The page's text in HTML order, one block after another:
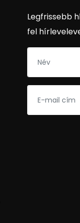
Legfrissebb
fel